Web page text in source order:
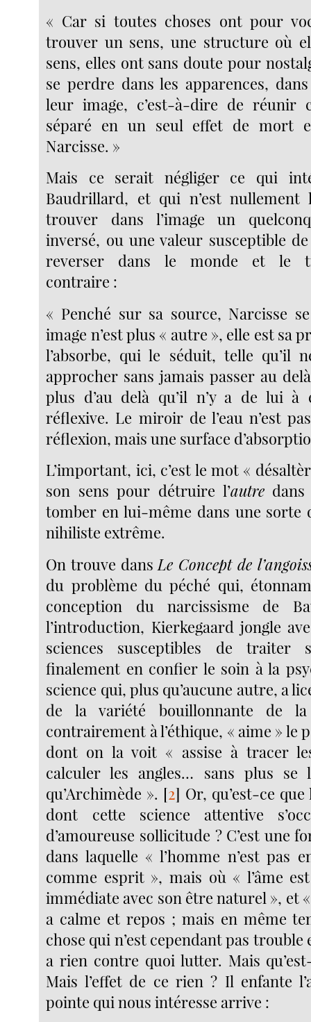
« Car si toutes choses ont pour
trouver un sens, une structure où
sens, elles ont sans doute pour
se perdre dans les apparences,
leur image, c’est-à-dire de réunir
séparé en un seul effet de mort
Narcisse. »
Mais ce serait négliger ce qui
Baudrillard, et qui n’est nullement
trouver dans l’image un
inversé, ou une valeur susceptible
reverser dans le monde et le
contraire :
« Penché sur sa source, Narcisse
image n’est plus « autre », elle est sa
l’absorbe, qui le séduit, telle qu’il
approcher sans jamais passer au
plus d’au delà qu’il n’y a de lui à
réflexive. Le miroir de l’eau n’est
réflexion, mais une surface
L’important, ici, c’est le mot «
son sens pour détruire l’autredans
tomber en lui-même dans une sorte
nihiliste extrême.
On trouve dansLe Concept de
du problème du péché qui,
conception du narcissisme de
l’introduction, Kierkegaard jongle
sciences susceptibles de traiter
finalement en confier le soin à la
science qui, plus qu’aucune autre, a
de la variété bouillonnante de
contrairement à l’éthique, « aime » le
dont on la voit « assise à tracer
calculer les angles… sans plus se
qu’Archimède ». [2] Or, qu’est-ce que
dont cette science attentive
d’amoureuse sollicitude ? C’est une
dans laquelle « l’homme n’est pas
comme esprit », mais où « l’âme
immédiate avec son être naturel », et
a calme et repos ; mais en même
chose qui n’est cependant pas trouble
a rien contre quoi lutter. Mais
Mais l’effet de ce rien ? Il enfante
pointe qui nous intéresse arrive :